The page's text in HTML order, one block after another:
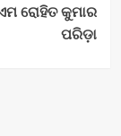
ରୋହିତ କୁମାର
ପରିଡ଼ା